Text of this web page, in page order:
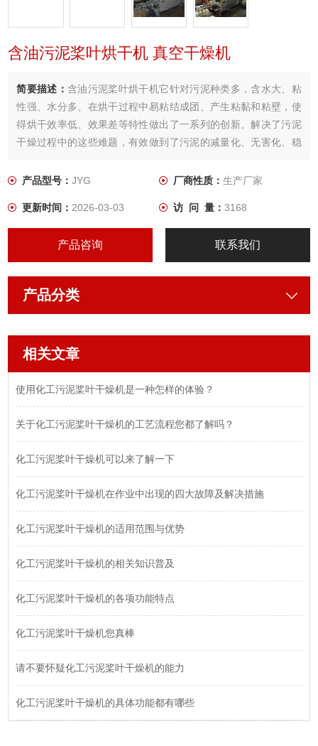
含油污泥桨叶烘干机 真空干燥机
简要描述： 含油污泥桨叶烘干机它针对污泥种类多，含水大、粘
性强、水分多、在烘干过程中易粘结成团、产生粘黏和粘壁，使
得烘干效率低、效果差等特性做出了一系列的创新。解决了污泥
干燥过程中的这些难题，有效做到了污泥的减量化、无害化、稳
稳定的保证，使得污泥综合利用的水平跃上了一个新台阶。
产品型号：JYG 厂商性质： 生产厂家
更新时间：2026-03-03 访 问 量： 3168
产品咨询 联系我们
产品分类
相关文章
使用化工污泥桨叶干燥机是一种怎样的体验？
关于化工污泥桨叶干燥机的工艺流程您都了解吗？
化工污泥桨叶干燥机可以来了解一下
化工污泥桨叶干燥机在作业中出现的四大故障及解决措施
化工污泥桨叶干燥机的适用范围与优势
化工污泥桨叶干燥机的相关知识普及
化工污泥桨叶干燥机的各项功能特点
化工污泥桨叶干燥机您真棒
请不要怀疑化工污泥桨叶干燥机的能力
化工污泥桨叶干燥机的具体功能都有哪些